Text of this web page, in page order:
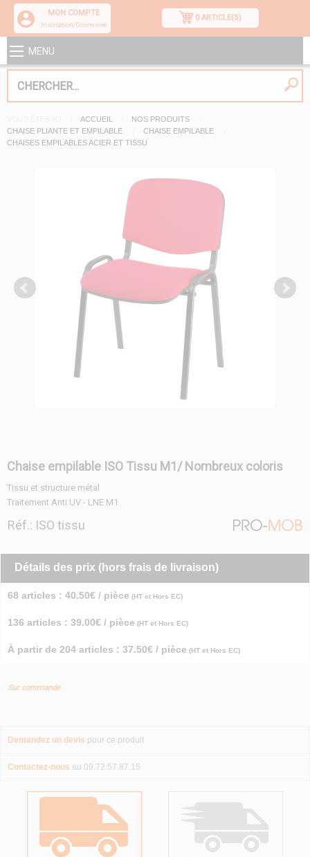
MON COMPTE
Inscription/Connexion
0 ARTICLE(S)
MENU
ACCUEIL
NOS PRODUITS
CHAISE PLIANTE ET EMPILABLE
CHAISE EMPILABLE
CHAISES EMPILABLES ACIER ET TISSU
Chaise empilable ISO Tissu M1/ Nombreux coloris
Tissu et structure métal
Traitement Anti UV - LNE M1
Réf.: ISO tissu
Détails des prix (hors frais de livraison)
68 articles : 40.50€ / pièce (HT et Hors EC)
136 articles : 39.00€ / pièce (HT et Hors EC)
À partir de 204 articles : 37.50€ / pièce (HT et Hors EC)
Sur commande
Demandez un devis pour ce produit
Contactez-nous au 09.72.57.87.15